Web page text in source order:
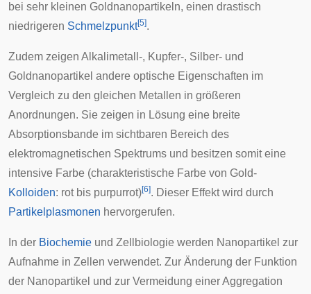
bei sehr kleinen Goldnanopartikeln, einen drastisch
niedrigeren Schmelzpunkt[5].
Zudem zeigen Alkalimetall-, Kupfer-, Silber- und
Goldnanopartikel andere optische Eigenschaften im
Vergleich zu den gleichen Metallen in größeren
Anordnungen. Sie zeigen in Lösung eine breite
Absorptionsbande im sichtbaren Bereich des
elektromagnetischen Spektrums und besitzen somit eine
intensive Farbe (charakteristische Farbe von Gold-
Kolloiden: rot bis purpurrot)[6]. Dieser Effekt wird durch
Partikelplasmonen hervorgerufen.
In der Biochemie und Zellbiologie werden Nanopartikel zur
Aufnahme in Zellen verwendet. Zur Änderung der Funktion
der Nanopartikel und zur Vermeidung einer Aggregation